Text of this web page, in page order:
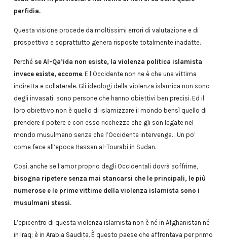
perfidia.
Questa visione procede da moltissimi errori di valutazione e di
prospettiva e soprattutto genera risposte totalmente inadatte.
Perché se Al-Qa’ida non esiste, la violenza politica islamista
invece esiste, eccome. E l’Occidente non ne è che una vittima
indiretta e collaterale. Gli ideologi della violenza islamica non sono
degli invasati: sono persone che hanno obiettivi ben precisi. Ed il
loro obiettivo non è quello di islamizzare il mondo bensì quello di
prendere il potere e con esso ricchezze che gli son legate nel
mondo musulmano senza che l’Occidente intervenga… Un po’
come fece all’epoca Hassan al-Tourabi in Sudan.
Così, anche se l’amor proprio degli Occidentali dovrà soffrirne,
bisogna ripetere senza mai stancarsi che le principali, le più
numerose e le prime vittime della violenza islamista sono i
musulmani stessi.
L’epicentro di questa violenza islamista non è né in Afghanistan né
in Iraq; è in Arabia Saudita. È questo paese che affrontava per primo